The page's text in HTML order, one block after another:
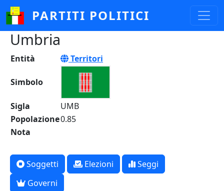
Salta al contenuto principale
PARTITI POLITICI
Umbria
Entità Territori
Simbolo
Sigla
UMB
Popolazione0.85
Nota
Soggetti Elezioni
Seggi
Governi